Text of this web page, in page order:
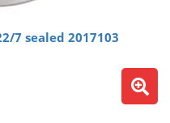
7 sealed 2017103